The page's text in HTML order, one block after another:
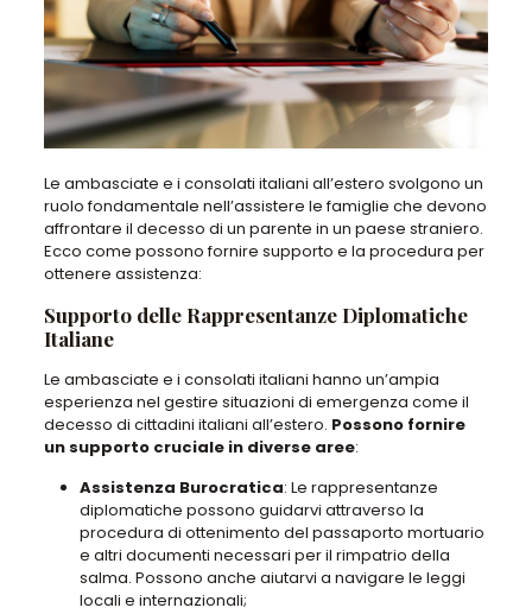
Le ambasciate e i consolati italiani all’estero svolgono un
ruolo fondamentale nell’assistere le famiglie che devono
affrontare il decesso di un parente in un paese straniero.
Ecco come possono fornire supporto e la procedura per
ottenere assistenza:
Supporto delle Rappresentanze Diplomatiche
Italiane
Le ambasciate e i consolati italiani hanno un’ampia
esperienza nel gestire situazioni di emergenza come il
decesso di cittadini italiani all’estero. Possono fornire
un supporto cruciale in diverse aree:
Assistenza Burocratica: Le rappresentanze
diplomatiche possono guidarvi attraverso la
procedura di ottenimento del passaporto mortuario
e altri documenti necessari per il rimpatrio della
salma. Possono anche aiutarvi a navigare le leggi
locali e internazionali;